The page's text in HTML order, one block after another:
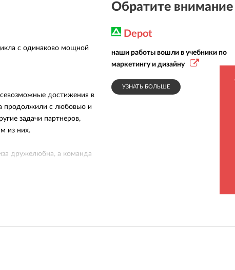
с одинаково мощной
достижения в
продолжили с любовью и
задачи партнеров,
из них.
дружелюбна, а команда
Обратите внимание
Depot
наши работы вошли в учебники по
маркетингу и дизайну
УЗНАТЬ БОЛЬШЕ